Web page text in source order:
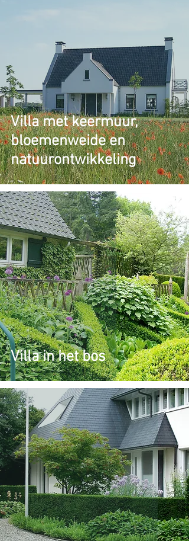
Villa met keermuur,
bloemenweide en
natuurontwikkeling
Villa in het bos